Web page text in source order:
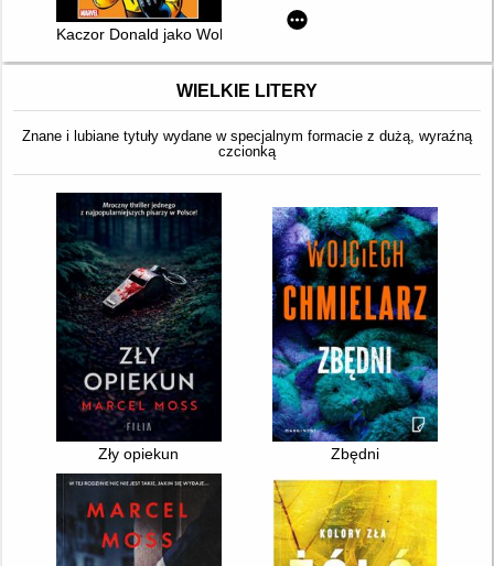
Kaczor Donald jako Wolverine
WIELKIE LITERY
Znane i lubiane tytuły wydane w specjalnym formacie z dużą, wyraźną
czcionką
Zły opiekun Zbędni